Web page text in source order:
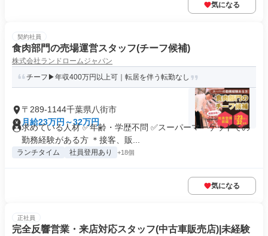
気になる
契約社員
食肉部門の売場運営スタッフ(チーフ候補)
株式会社ランドロームジャパン
チーフ▶年収400万円以上可｜転居を伴う転勤なし
〒289-1144千葉県八街市
月給23万円～32万円
求めている人材 ✅年齢・学歴不問 ✅スーパーマーケットでの
勤務経験がある方 ＊接客、販...
ランチタイム 社員登用あり +18個
気になる
正社員
完全反響営業・来店対応スタッフ(中古車販売店)|未経験